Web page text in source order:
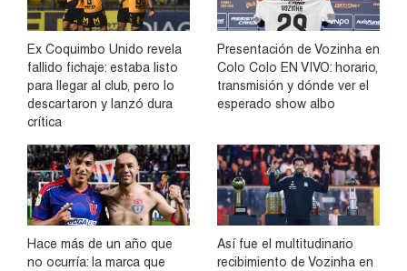
Ex Coquimbo Unido revela
fallido fichaje: estaba listo
para llegar al club, pero lo
descartaron y lanzó dura
crítica
Presentación de Vozinha en
Colo Colo EN VIVO: horario,
transmisión y dónde ver el
esperado show albo
Hace más de un año que
no ocurría: la marca que
Así fue el multitudinario
recibimiento de Vozinha en